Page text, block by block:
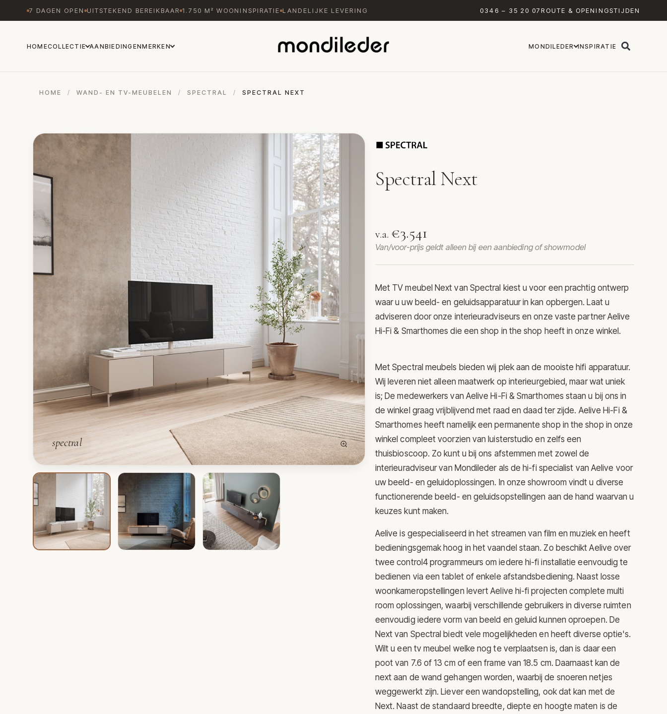
7 DAGEN OPEN UITSTEKEND BEREIKBAAR 1.750 M² WOONINSPIRATIE LANDELIJKE LEVERING 0346 – 35 20 07ROUTE & OPENINGSTIJDEN
HOMECOLLECTIE AANBIEDINGENMERKEN MONDILEDER INSPIRATIE
HOME / WAND- EN TV-MEUBELEN / SPECTRAL / SPECTRAL NEXT
spectral
Spectral Next
v.a. €3.541
Van/voor-prijs geldt alleen bij een aanbieding of showmodel
Met TV meubel Next van Spectral kiest u voor een prachtig ontwerp
waar u uw beeld- en geluidsapparatuur in kan opbergen. Laat u
adviseren door onze interieuradviseurs en onze vaste partner Aelive
Hi-Fi & Smarthomes die een shop in the shop heeft in onze winkel.
Met Spectral meubels bieden wij plek aan de mooiste hifi apparatuur.
Wij leveren niet alleen maatwerk op interieurgebied, maar wat uniek
is; De medewerkers van Aelive Hi-Fi & Smarthomes staan u bij ons in
de winkel graag vrijblijvend met raad en daad ter zijde. Aelive Hi-Fi &
Smarthomes heeft namelijk een permanente shop in the shop in onze
winkel compleet voorzien van luisterstudio en zelfs een
thuisbioscoop. Zo kunt u bij ons afstemmen met zowel de
interieuradviseur van Mondileder als de hi-fi specialist van Aelive voor
uw beeld- en geluidoplossingen. In onze showroom vindt u diverse
functionerende beeld- en geluidsopstellingen aan de hand waarvan u
keuzes kunt maken.
Aelive is gespecialiseerd in het streamen van film en muziek en heeft
bedieningsgemak hoog in het vaandel staan. Zo beschikt Aelive over
twee control4 programmeurs om iedere hi-fi installatie eenvoudig te
bedienen via een tablet of enkele afstandsbediening. Naast losse
woonkameropstellingen levert Aelive hi-fi projecten complete multi
room oplossingen, waarbij verschillende gebruikers in diverse ruimten
eenvoudig iedere vorm van beeld en geluid kunnen oproepen. De
Next van Spectral biedt vele mogelijkheden en heeft diverse optie's.
Wilt u een tv meubel welke nog te verplaatsen is, dan is daar een
poot van 7.6 of 13 cm of een frame van 18.5 cm. Daarnaast kan de
next aan de wand gehangen worden, waarbij de snoeren netjes
weggewerkt zijn. Liever een wandopstelling, ook dat kan met de
Next. Naast de standaard breedte, diepte en hoogte maten is de